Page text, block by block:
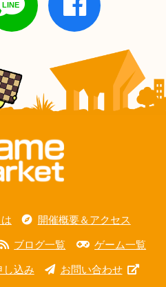
開催概要＆アクセス
ブログ一覧 ゲーム一覧
し込み お問い合わせ